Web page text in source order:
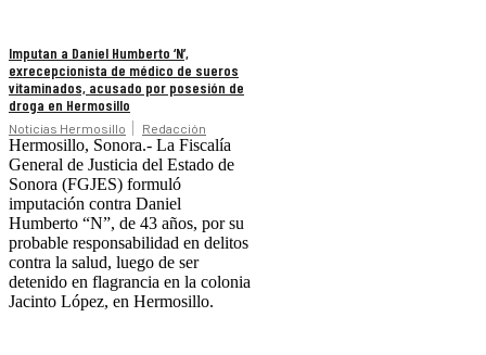
Imputan a Daniel Humberto ‘N’,
exrecepcionista de médico de sueros
vitaminados, acusado por posesión de
droga en Hermosillo
Noticias Hermosillo Redacción
Hermosillo, Sonora.- La Fiscalía
General de Justicia del Estado de
Sonora (FGJES) formuló
imputación contra Daniel
Humberto “N”, de 43 años, por su
probable responsabilidad en delitos
contra la salud, luego de ser
detenido en flagrancia en la colonia
Jacinto López, en Hermosillo.